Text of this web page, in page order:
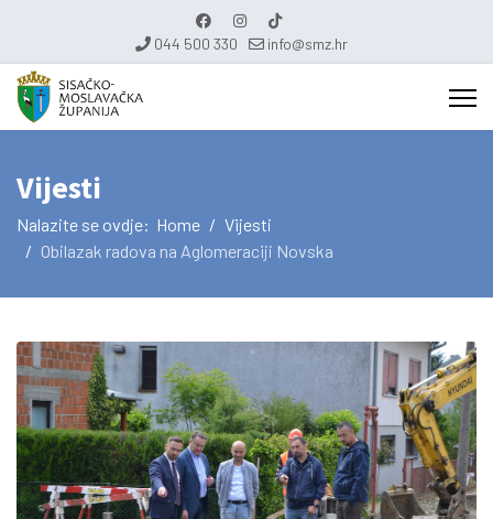
044 500 330 info@smz.hr
Vijesti
Nalazite se ovdje: Home
Vijesti
Obilazak radova na Aglomeraciji Novska